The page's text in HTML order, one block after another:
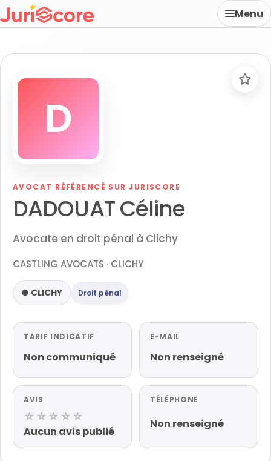
Menu
D
AVOCAT RÉFÉRENCÉ SUR JURISCORE
DADOUAT Céline
Avocate en droit pénal à Clichy
CASTLING AVOCATS · CLICHY
● CLICHY Droit pénal
TARIF INDICATIF
Non communiqué
E-MAIL
Non renseigné
AVIS
☆☆☆☆☆
Aucun avis publié
TÉLÉPHONE
Non renseigné